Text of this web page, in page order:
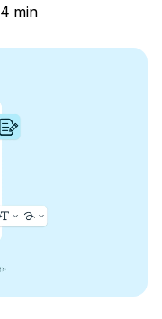
4 min